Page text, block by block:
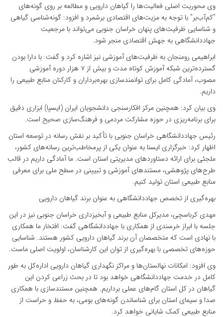
وی محوریت اصلی فعالیت‌ها را گیاهان دارویی و مطالعه بر روی گونه‌های
"کم‌آب‌بر" با توجه به مزیت‌های اقتصادی برشمرد و افزود: گونه‌شناسی گیاهی
و شناسایی ظرفیت‌های پنهان خراسان جنوبی می‌تواند با مرجعیت
جهاددانشگاهی به جهش اقتصادی منجر شود.
ابراهیمی رومنجان به ظرفیت‌های آموزشی نیز اشاره کرد و گفت: با دارا بودن
گسترده‌ترین شبکه آموزش کوتاه مدت و بیش از ۷ هزار دوره آموزشی
مصوب، آمادگی کامل برای توانمندسازی بهره‌برداران و کارکنان منابع طبیعی را
داریم.
وی بیان کرد: همچنین مرکز افکارسنجی دانشجویان ایران (ایسپا) ابزاری دقیق
برای برنامه‌ریزی در حوزه مشارکت مردمی و فرهنگ‌سازی صحیح است.
رئیس جهاددانشگاهی خراسان جنوبی با تأکید بر نقش رسانه در توسعه استان
اظهار کرد: خبرگزاری ایسنا به عنوان یکی از پرمخاطب‌ترین رسانه‌های کشور،
ملجئی برای ارائه دستاوردهای مدیریتی استان است. ما آمادگی داریم در قالب
طرح‌های پژوهشی، مستندهای آموزشی و تبیینی در سطح ملی برای معرفی
منابع طبیعی استان تولید کنیم.
بهره‌گیری از تخصص جهاددانشگاهی به عنوان برند گیاهان دارویی
مهدی کرباسچی، مدیرکل منابع طبیعی و آبخیزداری خراسان جنوبی نیز در این
جلسه با ابراز خرسندی از همکاری با جهاددانشگاهی گفت: افتخار ما همکاری
با نهادی است که متخصصان آن برند گیاهان دارویی کشور هستند. شناسایی
حوزه‌های تخصصی با بهره‌گیری از توان این کارشناسان، اولویت اصلی ماست.
وی افزود: امکانات نهالستان‌ها و مراکز نگهداری گیاهان دارویی اداره‌کل به طور
کامل در خدمت جهاددانشگاهی خواهد بود تا در بحث زراعی کردن این
گیاهان در کل استان گام‌های عملی برداریم. همچنین مستندسازی با همکاری
صدا و سیمای استان برای شناساندن گونه‌های بومی، به حفظ و حراست از
منابع طبیعی کمک شایانی خواهد کرد.